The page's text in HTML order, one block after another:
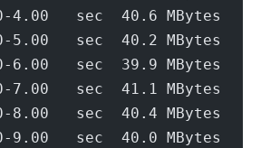
4.00   sec  40.6
5.00   sec  40.2
6.00   sec  39.9
7.00   sec  41.1
8.00   sec  40.4
9.00   sec  40.0